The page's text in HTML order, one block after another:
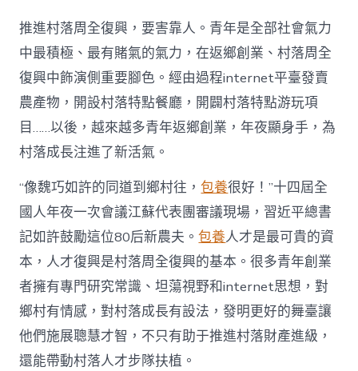
落
財
產
復
興
注
進
人
水
甜
心
寶
物
查
包
養
網
_
中
推進村落周全復興，要害靠人。青年是全部社會氣力
中最積極、最有賭氣的氣力，在返鄉創業、村落周全
復興中飾演側重要腳色。經由過程internet平臺發賣
農產物，開設村落特點餐廳，開闢村落特點游玩項
目……以後，越來越多青年返鄉創業，年夜顯身手，為
村落成長注進了新活氣。
“像魏巧如許的同道到鄉村往，包養很好！”十四屆全
國人年夜一次會議江蘇代表團審議現場，習近平總書
記如許鼓勵這位80后新農夫。包養人才是最可貴的資
本，人才復興是村落周全復興的基本。很多青年創業
者擁有專門研究常識、坦蕩視野和internet思想，對
鄉村有情感，對村落成長有設法，發明更好的舞臺讓
他們施展聰慧才智，不只有助于推進村落財產進級，
還能帶動村落人才步隊扶植。